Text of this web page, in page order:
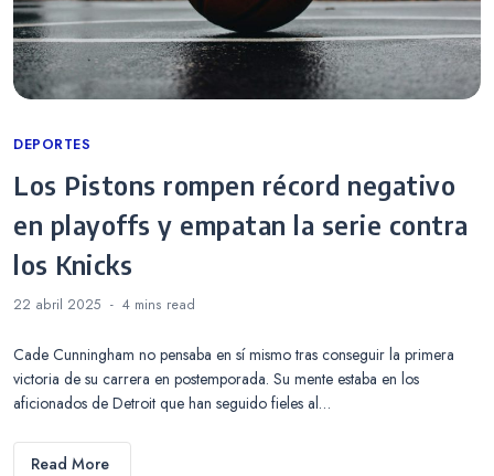
Categories
DEPORTES
Los Pistons rompen récord negativo
en playoffs y empatan la serie contra
los Knicks
22 abril 2025 4 mins read
Cade Cunningham no pensaba en sí mismo tras conseguir la primera
victoria de su carrera en postemporada. Su mente estaba en los
aficionados de Detroit que han seguido fieles al…
Read More